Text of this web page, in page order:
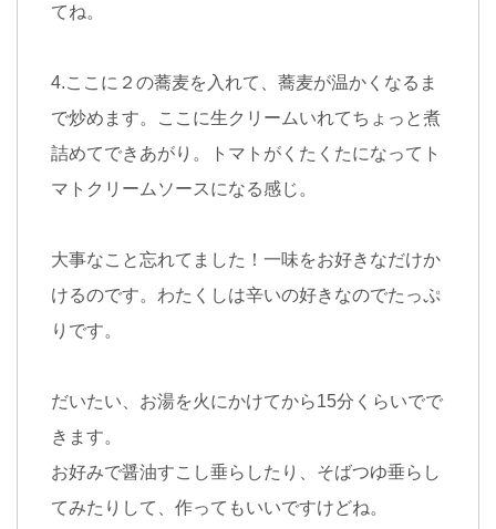
てね。
4.ここに２の蕎麦を入れて、蕎麦が温かくなるま
で炒めます。ここに生クリームいれてちょっと煮
詰めてできあがり。トマトがくたくたになってト
マトクリームソースになる感じ。
大事なこと忘れてました！一味をお好きなだけか
けるのです。わたくしは辛いの好きなのでたっぷ
りです。
だいたい、お湯を火にかけてから15分くらいでで
きます。
お好みで醤油すこし垂らしたり、そばつゆ垂らし
てみたりして、作ってもいいですけどね。